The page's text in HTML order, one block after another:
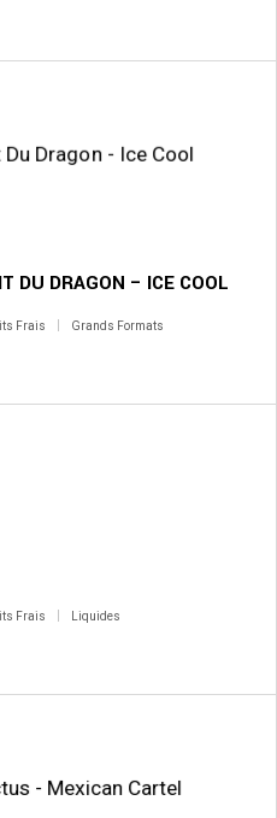
DU DRAGON – ICE COOL
Frais Grands Formats
Frais Liquides